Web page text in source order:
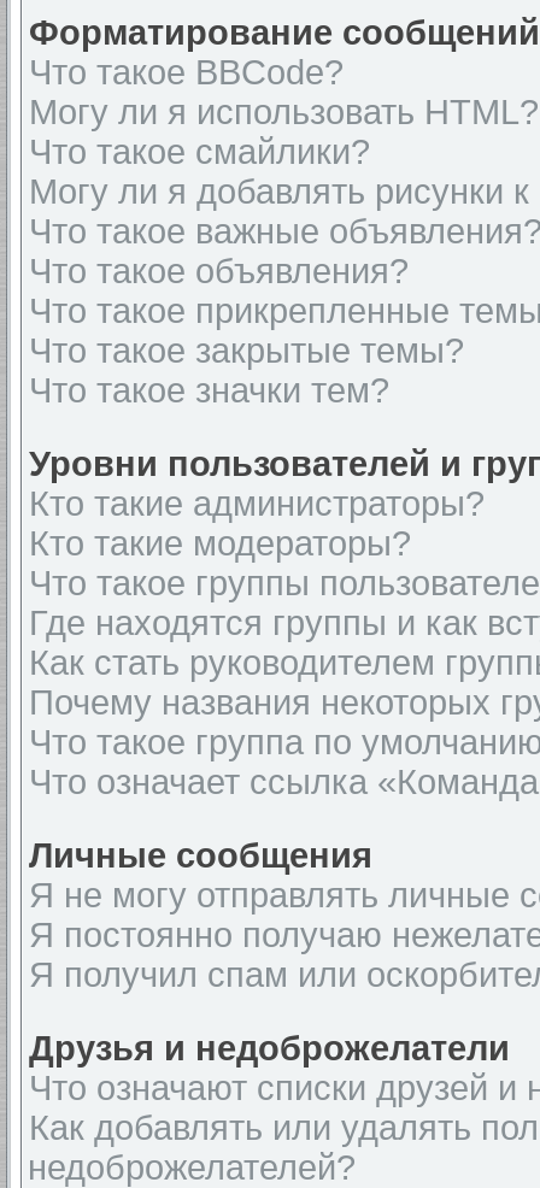
Форматирование
Что такое BBCode?
Могу ли я использовать HTML?
Что такое смайлики?
Могу ли я добавлять рисунки
Что такое важные
Что такое объявления?
Что такое прикрепленные
Что такое закрытые темы?
Что такое значки тем?
Уровни пользователей и
Кто такие администраторы?
Кто такие модераторы?
Что такое группы
Где находятся группы и как
Как стать руководителем
Почему названия некоторых
Что такое группа по
Что означает ссылка
Личные сообщения
Я не могу отправлять личные
Я постоянно получаю
Я получил спам или
Друзья и недоброжелатели
Что означают списки друзей и
Как добавлять или удалять
недоброжелателей?